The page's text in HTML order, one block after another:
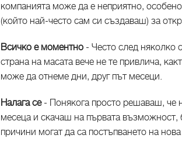
компанията може да е неприятно,
(който най-често сам си създаваш) за
Всичко е моментно - Често след няколко
страна на масата вече не те привлича,
може да отнеме дни, друг път месеци.
Налага се- Понякога просто решаваш, че
месеца и скачаш на първата
причини могат да са постъпването на